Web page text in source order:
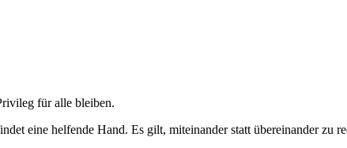
für alle bleiben.
eine helfende Hand. Es gilt, miteinander statt übereinander zu